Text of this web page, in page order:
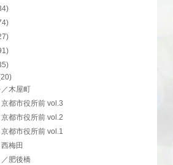
木屋町
都市役所前 vol.3
都市役所前 vol.2
都市役所前 vol.1
梅田
肥後橋